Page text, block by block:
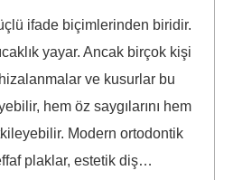
ifade biçimlerinden biridir.
yayar. Ancak birçok kişi
ve kusurlar bu
hem öz saygılarını hem
Modern ortodontik
plaklar, estetik diş…